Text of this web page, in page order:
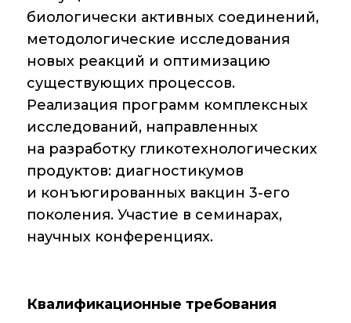
биологически активных соединений,
методологические исследования
новых реакций и оптимизацию
существующих процессов.
Реализация программ комплексных
исследований, направленных
на разработку гликотехнологических
продуктов: диагностикумов
и конъюгированных вакцин 3-его
поколения. Участие в семинарах,
научных конференциях.
Квалификационные требования